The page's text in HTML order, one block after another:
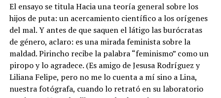
El ensayo se titula Hacia una teoría general sobre los
hijos de puta: un acercamiento científico a los orígenes
del mal. Y antes de que saquen el látigo las burócratas
de género, aclaro: es una mirada feminista sobre la
maldad. Pirincho recibe la palabra “feminismo” como un
piropo y lo agradece. (Es amigo de Jesusa Rodríguez y
Liliana Felipe, pero no me lo cuenta a mí sino a Lina,
nuestra fotógrafa, cuando lo retrató en su laboratorio